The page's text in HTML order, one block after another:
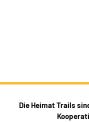
Die Heimat Trails